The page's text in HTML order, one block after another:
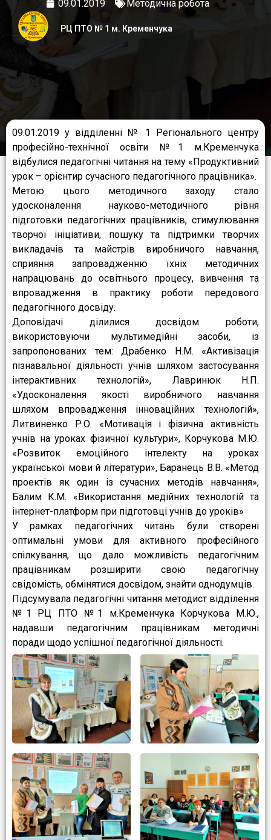
09.01.2019 Методична робота
РЦ ПТО № 1 м. Кременчука
09.01.2019 у відділенні № 1 Регіонального центру
професійно-технічної освіти №1 м.Кременчука
відбулися педагогічні читання на тему «Продуктивний
урок – орієнтир сучасного педагогічного працівника».
Метою цього методичного заходу стало
удосконалення науково-методичного рівня
підготовки педагогічних працівників, стимулювання
творчої ініціативи, пошуку та підтримки творчих
викладачів та майстрів виробничого навчання,
сприяння запровадженню їхніх методичних
напрацювань до освітнього процесу, вивчення та
впровадження в практику роботи передового
педагогічного досвіду.
Доповідачі ділилися досвідом роботи,
використовуючи мультимедійні засоби, із
запропонованих тем: Драбенко Н.М. «Активізація
пізнавальної діяльності учнів шляхом застосування
інтерактивних технологій», Лавринюк Н.П.
«Удосконалення якості виробничого навчання
шляхом впровадження інноваційних технологій»,
Литвиненко Р.О. «Мотивація і фізична активність
учнів на уроках фізичної культури», Корчукова М.Ю.
«Розвиток емоційного інтелекту на уроках
української мови й літератури», Баранець В.В. «Метод
проектів як один із сучасних методів навчання»,
Балим К.М. «Використання медійних технологій та
інтернет-платформ при підготовці учнів до уроків»
У рамках педагогічних читань були створені
оптимальні умови для активного професійного
спілкування, що дало можливість педагогічним
працівникам розширити свою педагогічну
свідомість, обмінятися досвідом, знайти однодумців.
Підсумувала педагогічні читання методист відділення
№1 РЦ ПТО №1 м.Кременчука Корчукова М.Ю.,
надавши педагогічним працівникам методичні
поради щодо успішної педагогічної діяльності.